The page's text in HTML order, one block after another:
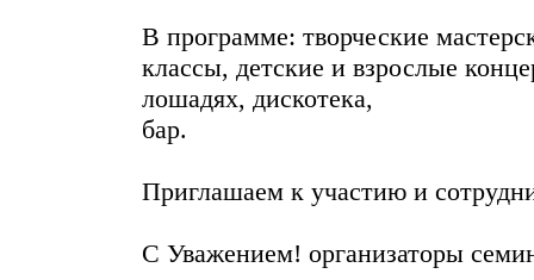
В программе: творческие
классы, детские и взрослые
лошадях, дискотека,
бар.
Приглашаем к участию и
С Уважением! организаторы